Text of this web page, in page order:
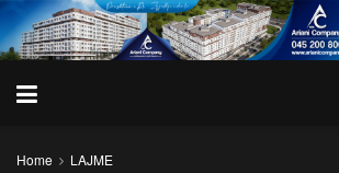
Home LAJME